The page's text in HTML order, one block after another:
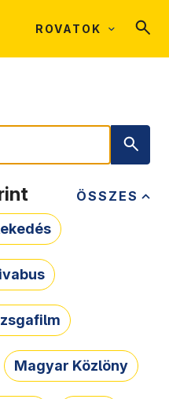
ROVATOK
ÖSSZES
Magyar Közlöny